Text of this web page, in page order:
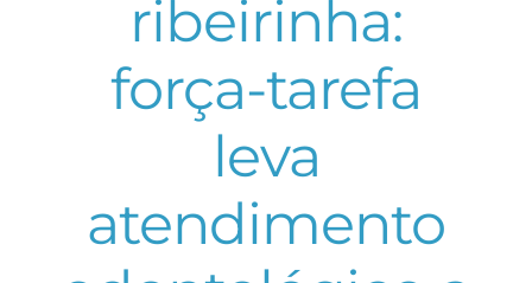
ribeirinha:
força-tarefa
leva
atendimento